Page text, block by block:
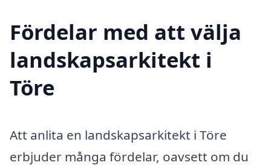
Fördelar med att välja
landskapsarkitekt i
Töre
Att anlita en landskapsarkitekt i Töre
erbjuder många fördelar, oavsett om du